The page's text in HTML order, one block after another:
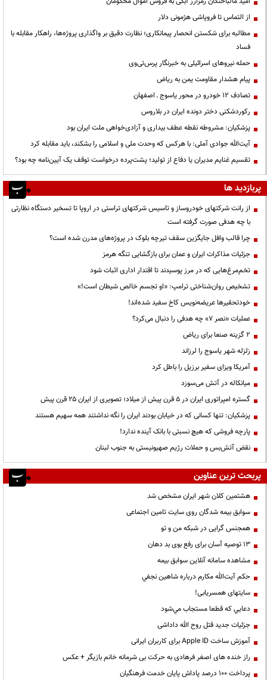
از التماس تا فروپاشی هژمونی دلار
مطالبه برای شکستن انحصار پیمانکاری؛ نظارت دقیق بر واگذاری پروژه‌ها، راهکار مقابله با
فساد
حمله نیروهای اسرائیلی به خبرنگار پرس‌تی‌وی
پیام هشدار مقاومت یمن به ریاض
تصادف ۱۲ خودرو در محور یاسوج ـ اصفهان
رکوردشکنی دختر دونده ایران در بلاروس
پزشکیان: مشروطه نقطه عطف بیداری و آزادی‌خواهی ملت ایران بود
آیت‌الله جوادی آملی: با هرکس که وحدت ملی و اسلامی را بشکند، باید مقابله کرد
تقسیم غنایم مدیران یا دفاع از تولید؛ پشت‌پرده درخواست توقف یک آیین‌نامه چه بود؟
پربازدید ها
از رانت‌ شرکتهای خودروساز و تاسیس شرکتهای تراستی در اروپا تا تسخیر دستگاه نظارتی
با چه هدفی صورت گرفته است
چرا قالب وافل جایگزین سقف تیرچه بلوک در پروژه‌های مدرن شده است؟
جزئیات مذاکرات ایران و عمان برای بازگشایی تنگه هرمز
تخم‌مرغ‌هایی که در مرز پوسیدند تا اقتدار اداری اثبات شود
تشخیص روان‌شناختی ترامپ: «او تجسم خالص شیطان است!»
خودتحقیرها عریضه‌نویس کاخ سفید شده‌اند!
عملیات «نصر ۷» چه هدفی را دنبال می‌کرد؟
۲ گزینه صنعا برای ریاض
زلزله شهر یاسوج را لرزاند
آمریکا ویزای سفیر برزیل را باطل کرد
میانکاله در آتش می‌سوزد
گستره امپراتوری ایران در ۵ قرن پیش از میلاد؛ تصویری از ایران ۲۵ قرن پیش
پزشکیان: تنها کسانی که در خیابان بودند ایران را نگه نداشتند همه سهیم هستند
پارچه فروشی که هیچ نسبتی با بانک آینده ندارد!
نقض آتش‌بس و حملات رژیم صهیونیستی به جنوب لبنان
پربحث ترین عناوین
هشتمین کلان شهر ایران مشخص شد
سوابق بیمه شدگان روی سایت تامین اجتماعی
همجنس گرایی در شبکه من و تو
13 توصیه آسان برای رفع بوی بد دهان
مشاهده سامانه آنلاين سوابق بیمه
حكم آيت‌الله مكارم درباره شاهين نجفي
سایتهای همسریابی!
دعايي كه قطعا مستجاب مي‌شود
جزئیات جدید قتل روح الله داداشی
آموزش ساخت Apple ID برای کاربران ایرانی
راز خنده های اصغر فرهادی به حرکت بی شرمانه خانم بازیگر + عکس
پرداخت ۱۰۰ درصد پاداش پایان خدمت فرهنگیان